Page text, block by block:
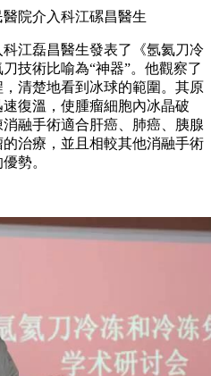
院介入科江磥昌醫生
江磊昌醫生發表了《氬氦刀冷
技術比喻為“神器”。他觀察了
清楚地看到冰球的範圍。其原
復溫，使腫瘤細胞內冰晶破
融手術適合肝癌、肺癌、胰腺
治療，並且相較其他消融手術
勢。